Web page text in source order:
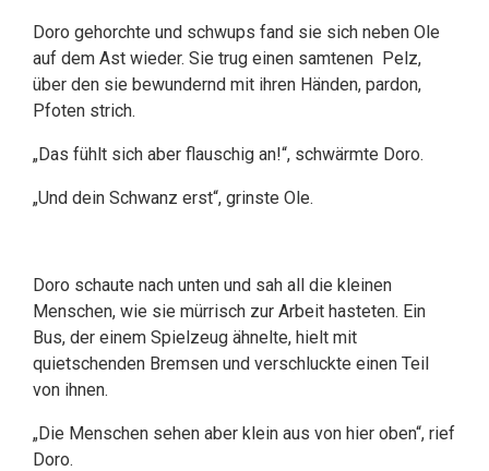
Doro gehorchte und schwups fand sie sich neben Ole
auf dem Ast wieder. Sie trug einen samtenen Pelz,
über den sie bewundernd mit ihren Händen, pardon,
Pfoten strich.
„Das fühlt sich aber flauschig an!“, schwärmte Doro.
„Und dein Schwanz erst“, grinste Ole.
Doro schaute nach unten und sah all die kleinen
Menschen, wie sie mürrisch zur Arbeit hasteten. Ein
Bus, der einem Spielzeug ähnelte, hielt mit
quietschenden Bremsen und verschluckte einen Teil
von ihnen.
„Die Menschen sehen aber klein aus von hier oben“, rief
Doro.